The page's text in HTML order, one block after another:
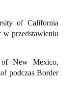
of California
w przedstawieniu
New Mexico,
podczas Border